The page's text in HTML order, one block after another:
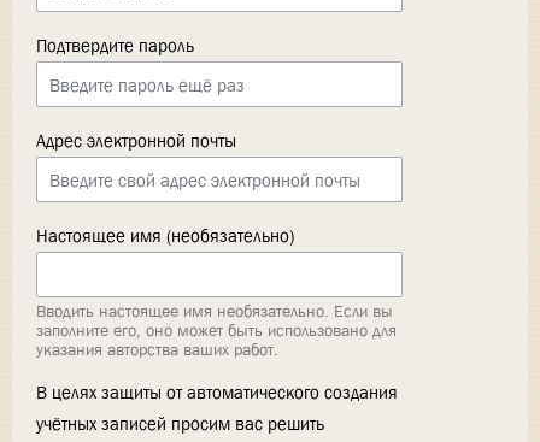
Подтвердите пароль
Адрес электронной почты
Настоящее имя (необязательно)
Вводить настоящее имя необязательно. Если вы
заполните его, оно может быть использовано для
указания авторства ваших работ.
В целях защиты от автоматического создания
учётных записей просим вас решить